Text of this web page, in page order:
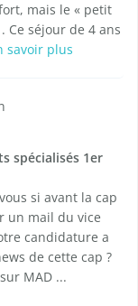
mais le « petit
Ce séjour de 4 ans
savoir plus
spécialisés 1er
si avant la cap
un mail du vice
candidature a
de cette cap ?
MAD ...